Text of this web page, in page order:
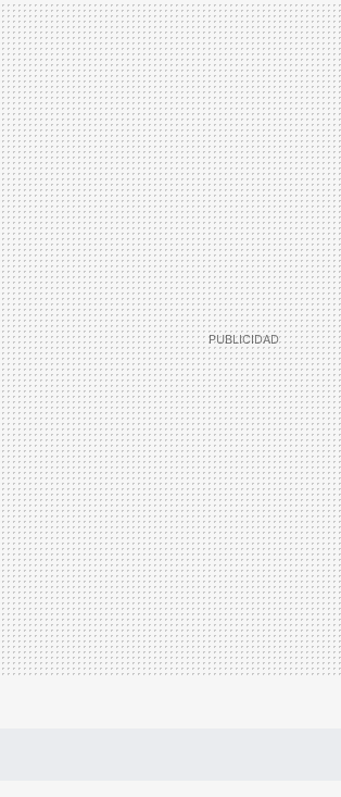
MAIL